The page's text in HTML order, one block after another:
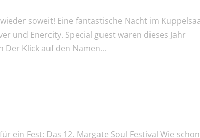
soweit! Eine fantastische Nacht im
und Enercity. Special guest waren dieses Jahr
Der Klick auf den Namen...
ein Fest: Das 12. Margate Soul Festival Wie